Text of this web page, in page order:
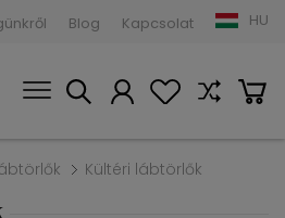
Blog Kapcsolat HU
Kültéri lábtörlők